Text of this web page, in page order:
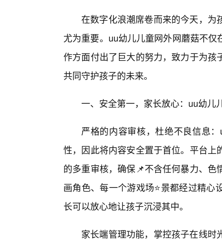
在数字化浪潮席卷而来的今天，为
尤为重要。uu幼儿儿童网外网蘑菇不
作方面付出了巨大的努力，致力于为
共同守护孩子的未来。
一、安全第一，家长放心：uu幼儿
严格的内容审核，杜绝不良信息
性，因此将内容安全置于首位。平台
的多重审核，确保📌不含任何暴力、
画角色、每一个游戏场⭐景都经过精
长可以放心地让孩子沉浸其中。
家长端管理功能，掌控孩子在线